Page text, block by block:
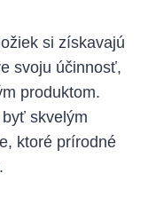
si získavajú
svoju účinnosť,
produktom.
⁣skvelým
ktoré prírodné